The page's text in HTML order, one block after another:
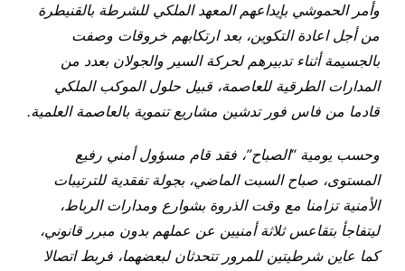
وأمر الحموشي بإيداعهم المعهد الملكي للشرطة بالقنيطرة
من أجل اعادة التكوين، بعد ارتكابهم خروقات وصفت
بالجسيمة أثناء تدبيرهم لحركة السير والجولان بعدد من
المدارات الطرقية للعاصمة، قبيل حلول الموكب الملكي
قادما من فاس فور تدشين مشاريع تنموية بالعاصمة العلمية.
وحسب يومية “الصباح”، فقد قام مسؤول أمني رفيع
المستوى، صباح السبت الماضي، بجولة تفقدية للترتيبات
الأمنية تزامنا مع وقت الذروة بشوارع ومدارات الرباط،
ليتفاجأ بتقاعس ثلاثة أمنيين عن عملهم بدون مبرر قانوني،
كما عاين شرطيتين للمرور تتحدثان لبعضهما، فربط اتصالا